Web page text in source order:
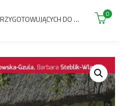
ZBIÓR ZADAŃ PRZYGOTOWUJĄCYCH DO EGZAMINU POTWIERDZAJĄCEGO KWALIFIKACJE W ZAWODZIE TECHNIK TURYSTYKI WIEJSKIEJ – KWALIFIKACJA T.8.
0